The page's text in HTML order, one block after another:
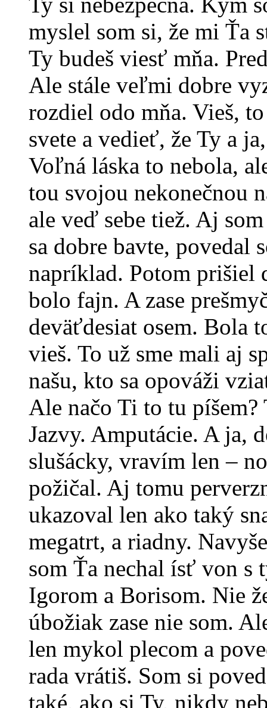
myslel som si, že mi Ťa
Ty budeš viesť mňa.
Ale stále veľmi dobre
rozdiel odo mňa. Vieš,
svete a vedieť, že Ty a
Voľná láska to nebola,
tou svojou nekonečnou
ale veď sebe tiež. Aj
sa dobre bavte,
napríklad. Potom prišiel
bolo fajn. A zase
deväťdesiat osem. Bola
vieš. To už sme mali aj
našu, kto sa opováži
Ale načo Ti to tu
Jazvy. Amputácie. A ja,
slušácky, vravím len –
požičal. Aj tomu
ukazoval len ako taký
megatrt, a riadny.
som Ťa nechal ísť von
Igorom a Borisom. Nie
úbožiak zase nie som.
len mykol plecom a
rada vrátiš. Som si
také, ako si Ty, nikdy